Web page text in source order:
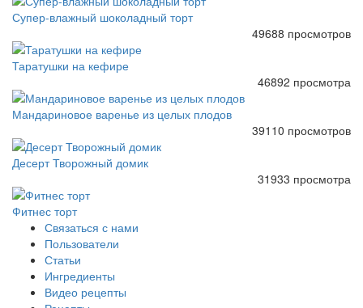
Супер-влажный шоколадный торт
49688 просмотров
Таратушки на кефире
46892 просмотра
Мандариновое варенье из целых плодов
39110 просмотров
Десерт Творожный домик
31933 просмотра
Фитнес торт
Связаться с нами
Пользователи
Статьи
Ингредиенты
Видео рецепты